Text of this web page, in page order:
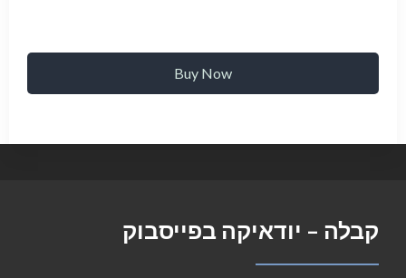
Buy Now
קבלה – יודאיקה בפייסבוק